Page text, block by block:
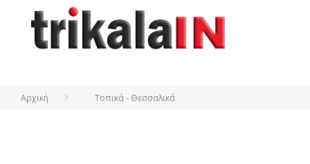
Αρχική Τοπικά - Θεσσαλικά